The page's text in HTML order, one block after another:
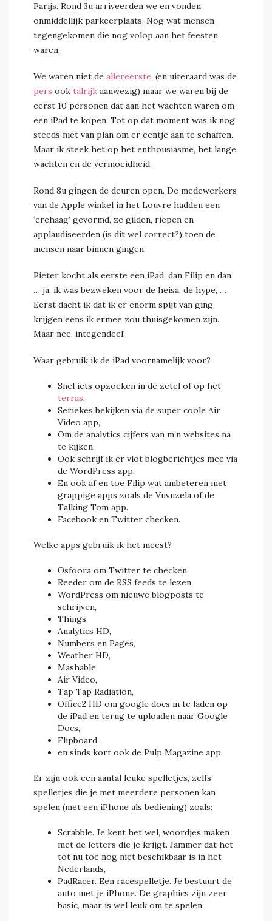
Parijs. Rond 3u arriveerden we en vonden
onmiddellijk parkeerplaats. Nog wat mensen
tegengekomen die nog volop aan het feesten
waren.
We waren niet de allereerste, (en uiteraard was de
pers ook talrijk aanwezig) maar we waren bij de
eerst 10 personen dat aan het wachten waren om
een iPad te kopen. Tot op dat moment was ik nog
steeds niet van plan om er eentje aan te schaffen.
Maar ik steek het op het enthousiasme, het lange
wachten en de vermoeidheid.
Rond 8u gingen de deuren open. De medewerkers
van de Apple winkel in het Louvre hadden een
‘erehaag’ gevormd, ze gilden, riepen en
applaudiseerden (is dit wel correct?) toen de
mensen naar binnen gingen.
Pieter kocht als eerste een iPad, dan Filip en dan
… ja, ik was bezweken voor de heisa, de hype, …
Eerst dacht ik dat ik er enorm spijt van ging
krijgen eens ik ermee zou thuisgekomen zijn.
Maar nee, integendeel!
Waar gebruik ik de iPad voornamelijk voor?
Snel iets opzoeken in de zetel of op het
terras,
Seriekes bekijken via de super coole Air
Video app,
Om de analytics cijfers van m’n websites na
te kijken,
Ook schrijf ik er vlot blogberichtjes mee via
de WordPress app,
En ook af en toe Filip wat ambeteren met
grappige apps zoals de Vuvuzela of de
Talking Tom app.
Facebook en Twitter checken.
Welke apps gebruik ik het meest?
Osfoora om Twitter te checken,
Reeder om de RSS feeds te lezen,
WordPress om nieuwe blogposts te
schrijven,
Things,
Analytics HD,
Numbers en Pages,
Weather HD,
Mashable,
Air Video,
Tap Tap Radiation,
Office2 HD om google docs in te laden op
de iPad en terug te uploaden naar Google
Docs,
Flipboard,
en sinds kort ook de Pulp Magazine app.
Er zijn ook een aantal leuke spelletjes, zelfs
spelletjes die je met meerdere personen kan
spelen (met een iPhone als bediening) zoals:
Scrabble. Je kent het wel, woordjes maken
met de letters die je krijgt. Jammer dat het
tot nu toe nog niet beschikbaar is in het
Nederlands,
PadRacer. Een racespelletje. Je bestuurt de
auto met je iPhone. De graphics zijn zeer
basic, maar is wel leuk om te spelen.